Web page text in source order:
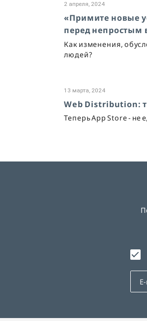
2 апреля, 2024
«Примите новые
перед непростым
Как изменения,
людей?
13 марта, 2024
Web Distribution:
Теперь App Store -